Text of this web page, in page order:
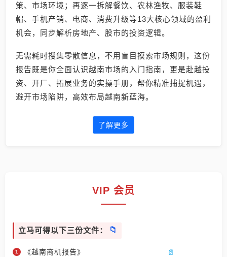
策、市场环境；再逐一拆解餐饮、农林渔牧、服装鞋
帽、手机产销、电商、消费升级等13大核心领域的盈利
机会，同步解析房地产、股市的投资逻辑。
无需耗时搜集零散信息，不用盲目摸索市场规则，这份
报告既是你全面认识越南市场的入门指南，更是赴越投
资、开厂、拓展业务的实操手册，帮你精准捕捉机遇，
避开市场陷阱，高效布局越南新蓝海。
了解更多
VIP 会员
立马可得以下三份文件：
《越南商机报告》